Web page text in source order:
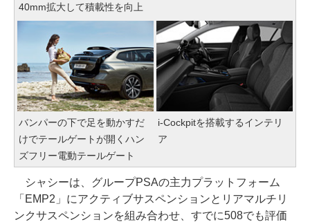
40mm拡大して積載性を向上
バンパーの下で足を動かすだ
けでテールゲートが開くハン
ズフリー電動テールゲート
i-Cockpitを搭載するインテリ
ア
シャシーは、グループPSAの主力プラットフォーム
「EMP2」にアクティブサスペンションとリアマルチリ
ンクサスペンションを組み合わせ、すでに508でも評価